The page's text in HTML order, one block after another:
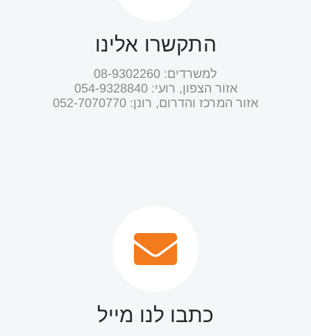
התקשרו אלינו
למשרדים: 08-9302260
אזור הצפון, רועי: ‭054-9328840‬
אזור המרכז והדרום, רונן: ‭052-7070770
כתבו לנו מייל